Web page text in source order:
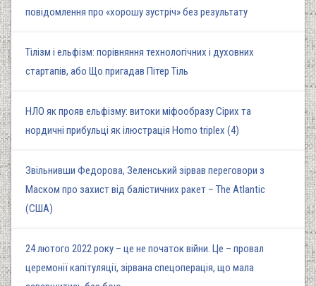
повідомлення про «хорошу зустріч» без результату
Тілізм і ельфізм: порівняння технологічних і духовних
стартапів, або Що пригадав Пітер Тіль
НЛО як прояв ельфізму: витоки міфообразу Сірих та
нордичні прибульці як ілюстрація Homo triplex (4)
Звільнивши Федорова, Зеленський зірвав переговори з
Маском про захист від балістичних ракет – The Atlantic
(США)
24 лютого 2022 року – це не початок війни. Це – провал
церемонії капітуляції, зірвана спецоперація, що мала